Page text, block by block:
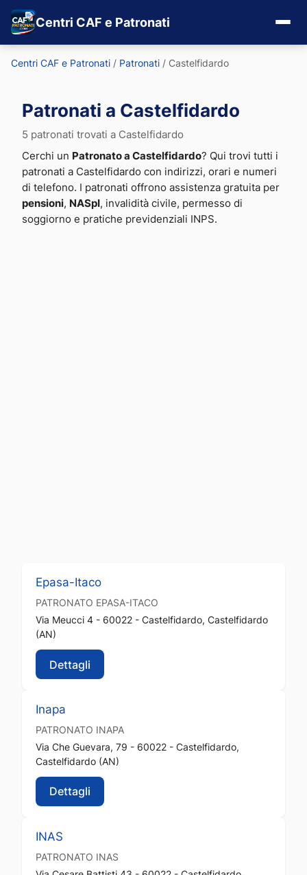
Centri CAF e Patronati
Centri CAF e Patronati / Patronati / Castelfidardo
Patronati a Castelfidardo
5 patronati trovati a Castelfidardo
Cerchi un Patronato a Castelfidardo? Qui trovi tutti i
patronati a Castelfidardo con indirizzi, orari e numeri
di telefono. I patronati offrono assistenza gratuita per
pensioni, NASpI , invalidità civile, permesso di
soggiorno e pratiche previdenziali INPS.
Epasa-Itaco
PATRONATO EPASA-ITACO
Via Meucci 4 - 60022 - Castelfidardo, Castelfidardo
(AN)
Dettagli
Inapa
PATRONATO INAPA
Via Che Guevara, 79 - 60022 - Castelfidardo,
Castelfidardo (AN)
Dettagli
INAS
PATRONATO INAS